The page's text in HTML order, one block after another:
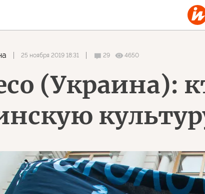
25 ноября 2019 18:31 29 4650
(Украина):